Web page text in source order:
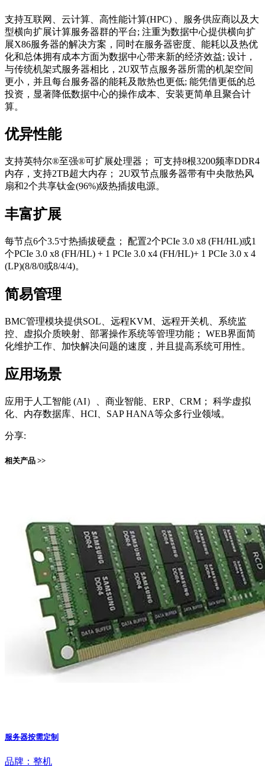
支持互联网、云计算、高性能计算(HPC) 、服务供应商以及大
型横向扩展计算服务器群的平台; 注重为数据中心提供横向扩
展X86服务器的解决方案，同时在服务器密度、能耗以及热优
化和总体拥有成本方面为数据中心带来新的经济效益; 设计，
与传统机架式服务器相比，2U双节点服务器所需的机架空间
更小，并且每台服务器的能耗及散热也更低; 能凭借更低的总
投资，显著降低数据中心的操作成本、安装更简单且聚合计
算。
优异性能
支持英特尔®至强®可扩展处理器； 可支持8根3200频率DDR4
内存，支持2TB超大内存； 2U双节点服务器带有中央散热风
扇和2个共享钛金(96%)级热插拔电源。
丰富扩展
每节点6个3.5寸热插拔硬盘； 配置2个PCIe 3.0 x8 (FH/HL)或1
个PCIe 3.0 x8 (FH/HL) + 1 PCIe 3.0 x4 (FH/HL)+ 1 PCIe 3.0 x 4
(LP)(8/8/0或8/4/4)。
简易管理
BMC管理模块提供SOL、远程KVM、远程开关机、系统监
控、虚拟介质映射、部署操作系统等管理功能； WEB界面简
化维护工作、加快解决问题的速度，并且提高系统可用性。
应用场景
应用于人工智能 (AI）、商业智能、ERP、CRM； 科学虚拟
化、内存数据库、HCI、SAP HANA等众多行业领域。
分享:
相关产品 >>
服务器按需定制
品牌：整机